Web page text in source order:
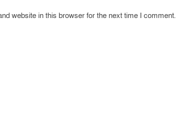
website in this browser for the next time I comment.